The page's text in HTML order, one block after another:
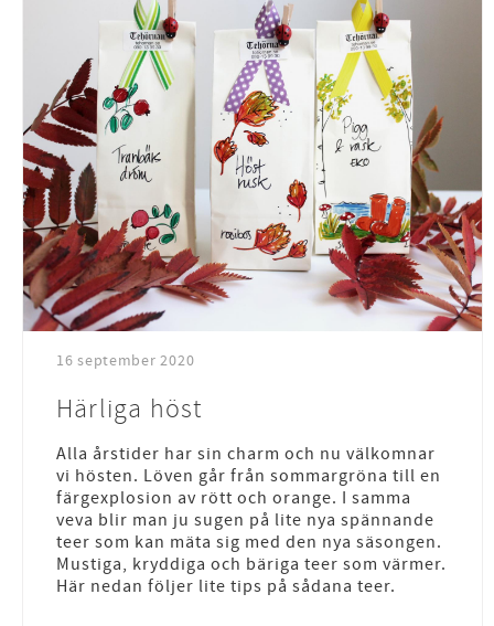
16 september 2020
Härliga höst
Alla årstider har sin charm och nu välkomnar
vi hösten. Löven går från sommargröna till en
färgexplosion av rött och orange. I samma
veva blir man ju sugen på lite nya spännande
teer som kan mäta sig med den nya säsongen.
Mustiga, kryddiga och bäriga teer som värmer.
Här nedan följer lite tips på sådana teer.